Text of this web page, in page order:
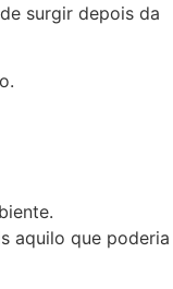
surgir depois da
aquilo que poderia